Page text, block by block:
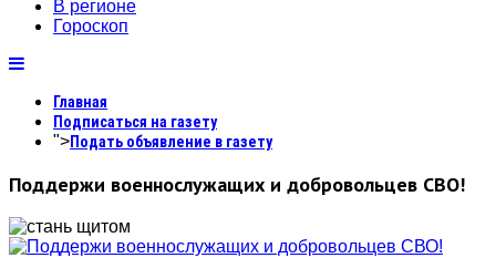
В регионе
Гороскоп
Главная
Подписаться на газету
">Подать объявление в газету
Поддержи военнослужащих и добровольцев СВО!